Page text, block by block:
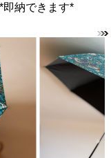
即納できます*